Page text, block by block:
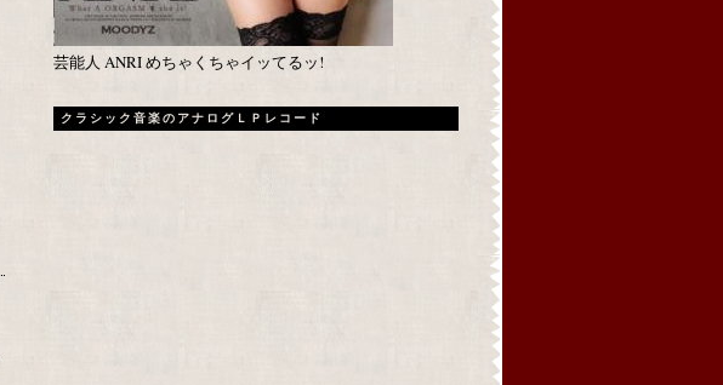
芸能人 ANRI めちゃくちゃイッてるッ!
クラシック音楽のアナログＬＰレコード